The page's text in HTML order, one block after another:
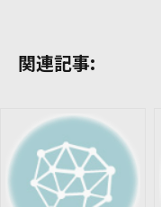
関連記事: